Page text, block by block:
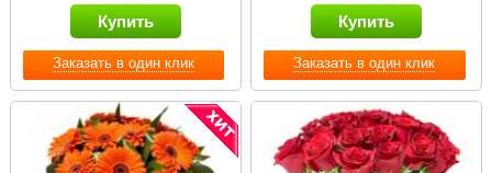
Заказать в один клик
Купить
Заказать в один клик
Купить